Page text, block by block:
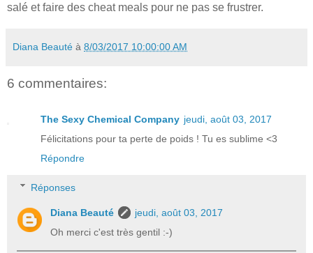
salé et faire des cheat meals pour ne pas se frustrer.
Diana Beauté à 8/03/2017 10:00:00 AM
6 commentaires:
The Sexy Chemical Company jeudi, août 03, 2017
Félicitations pour ta perte de poids ! Tu es sublime <3
Répondre
Réponses
Diana Beauté
jeudi, août 03, 2017
Oh merci c'est très gentil :-)